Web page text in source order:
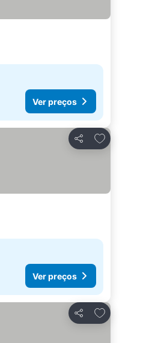
Ver preços
Partilhar
Adicionar
Ver preços
Partilhar
Adicionar